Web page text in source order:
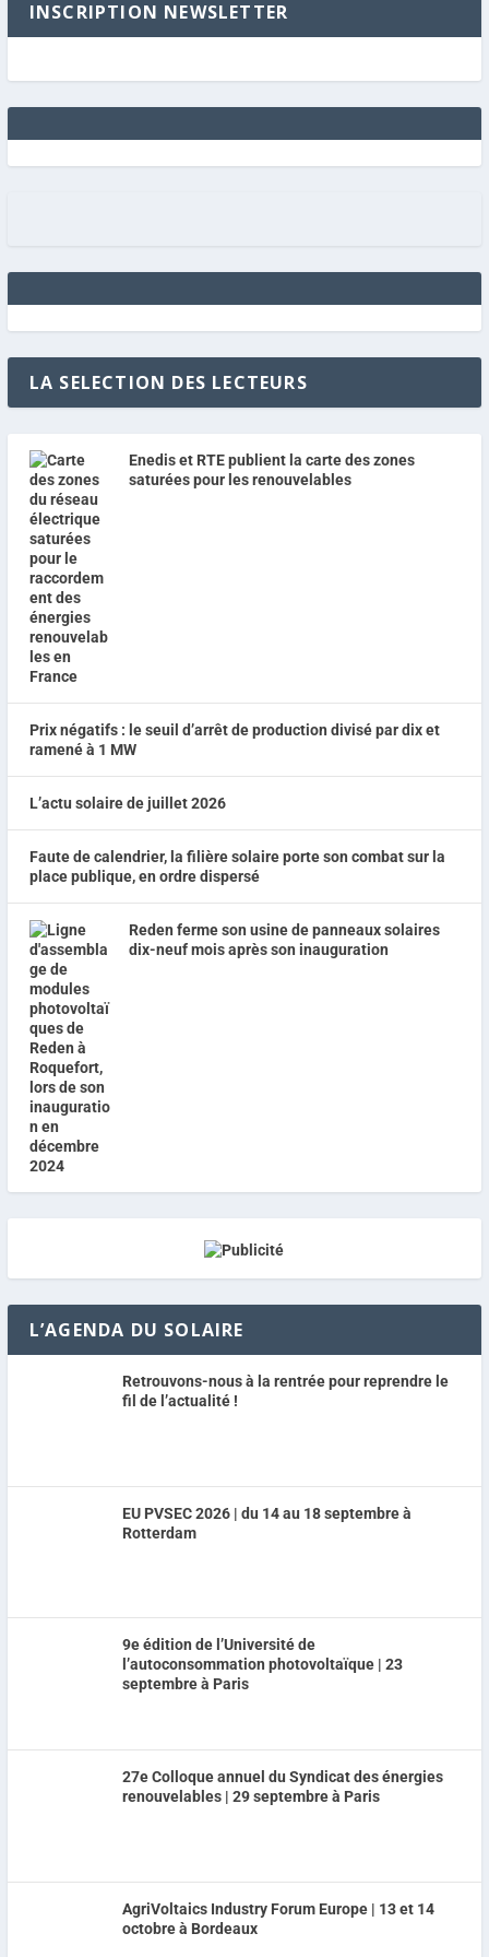
INSCRIPTION NEWSLETTER
LA SELECTION DES LECTEURS
Enedis et RTE publient la carte des zones
saturées pour les renouvelables
Prix négatifs : le seuil d’arrêt de production divisé par dix et
ramené à 1 MW
L’actu solaire de juillet 2026
Faute de calendrier, la filière solaire porte son combat sur la
place publique, en ordre dispersé
Reden ferme son usine de panneaux solaires
dix-neuf mois après son inauguration
L’AGENDA DU SOLAIRE
Retrouvons-nous à la rentrée pour reprendre le
fil de l’actualité !
EU PVSEC 2026 | du 14 au 18 septembre à
Rotterdam
9e édition de l’Université de
l’autoconsommation photovoltaïque | 23
septembre à Paris
27e Colloque annuel du Syndicat des énergies
renouvelables | 29 septembre à Paris
AgriVoltaics Industry Forum Europe | 13 et 14
octobre à Bordeaux